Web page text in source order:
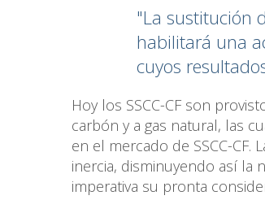
"La sustitución
habilitará una
cuyos
Hoy los SSCC-CF son
carbón y a gas natural, las
en el mercado de SSCC-
inercia, disminuyendo así la
imperativa su pronta